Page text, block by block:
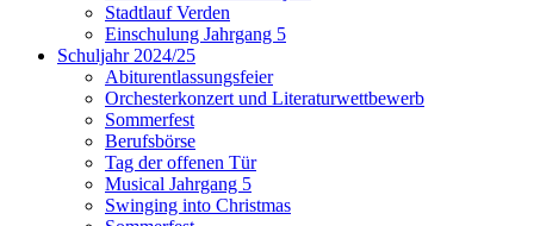
Stadtlauf Verden
Einschulung Jahrgang 5
Schuljahr 2024/25
Abiturentlassungsfeier
Orchesterkonzert und Literaturwettbewerb
Sommerfest
Berufsbörse
Tag der offenen Tür
Musical Jahrgang 5
Swinging into Christmas